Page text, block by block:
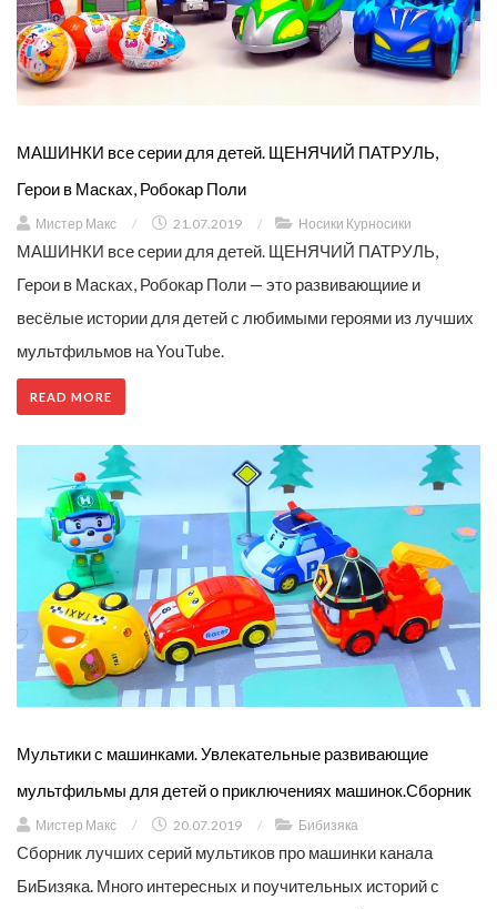
МАШИНКИ все серии для детей. ЩЕНЯЧИЙ ПАТРУЛЬ,
Герои в Масках, Робокар Поли
Мистер Макс / 21.07.2019 / Носики Курносики
МАШИНКИ все серии для детей. ЩЕНЯЧИЙ ПАТРУЛЬ,
Герои в Масках, Робокар Поли — это развивающиие и
весёлые истории для детей с любимыми героями из лучших
мультфильмов на YouTube.
READ MORE
Мультики с машинками. Увлекательные развивающие
мультфильмы для детей о приключениях машинок.Сборник
Мистер Макс / 20.07.2019 / Бибизяка
Сборник лучших серий мультиков про машинки канала
БиБизяка. Много интересных и поучительных историй с